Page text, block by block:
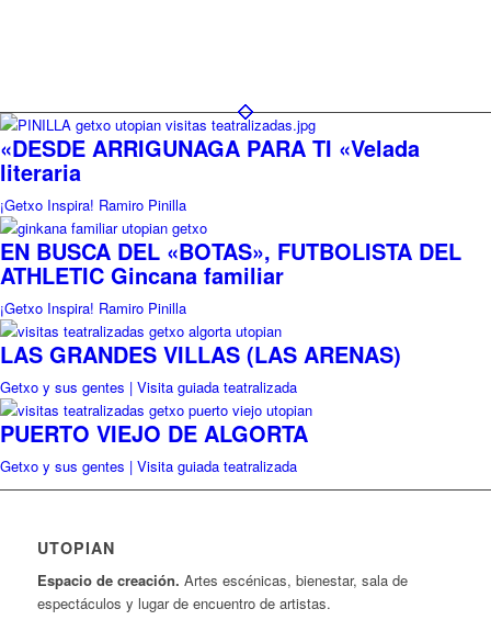
«DESDE ARRIGUNAGA PARA TI «Velada
literaria
¡Getxo Inspira! Ramiro Pinilla
EN BUSCA DEL «BOTAS», FUTBOLISTA DEL
ATHLETIC Gincana familiar
¡Getxo Inspira! Ramiro Pinilla
LAS GRANDES VILLAS (LAS ARENAS)
Getxo y sus gentes | Visita guiada teatralizada
PUERTO VIEJO DE ALGORTA
Getxo y sus gentes | Visita guiada teatralizada
UTOPIAN
Espacio de creación. Artes escénicas, bienestar, sala de
espectáculos y lugar de encuentro de artistas.